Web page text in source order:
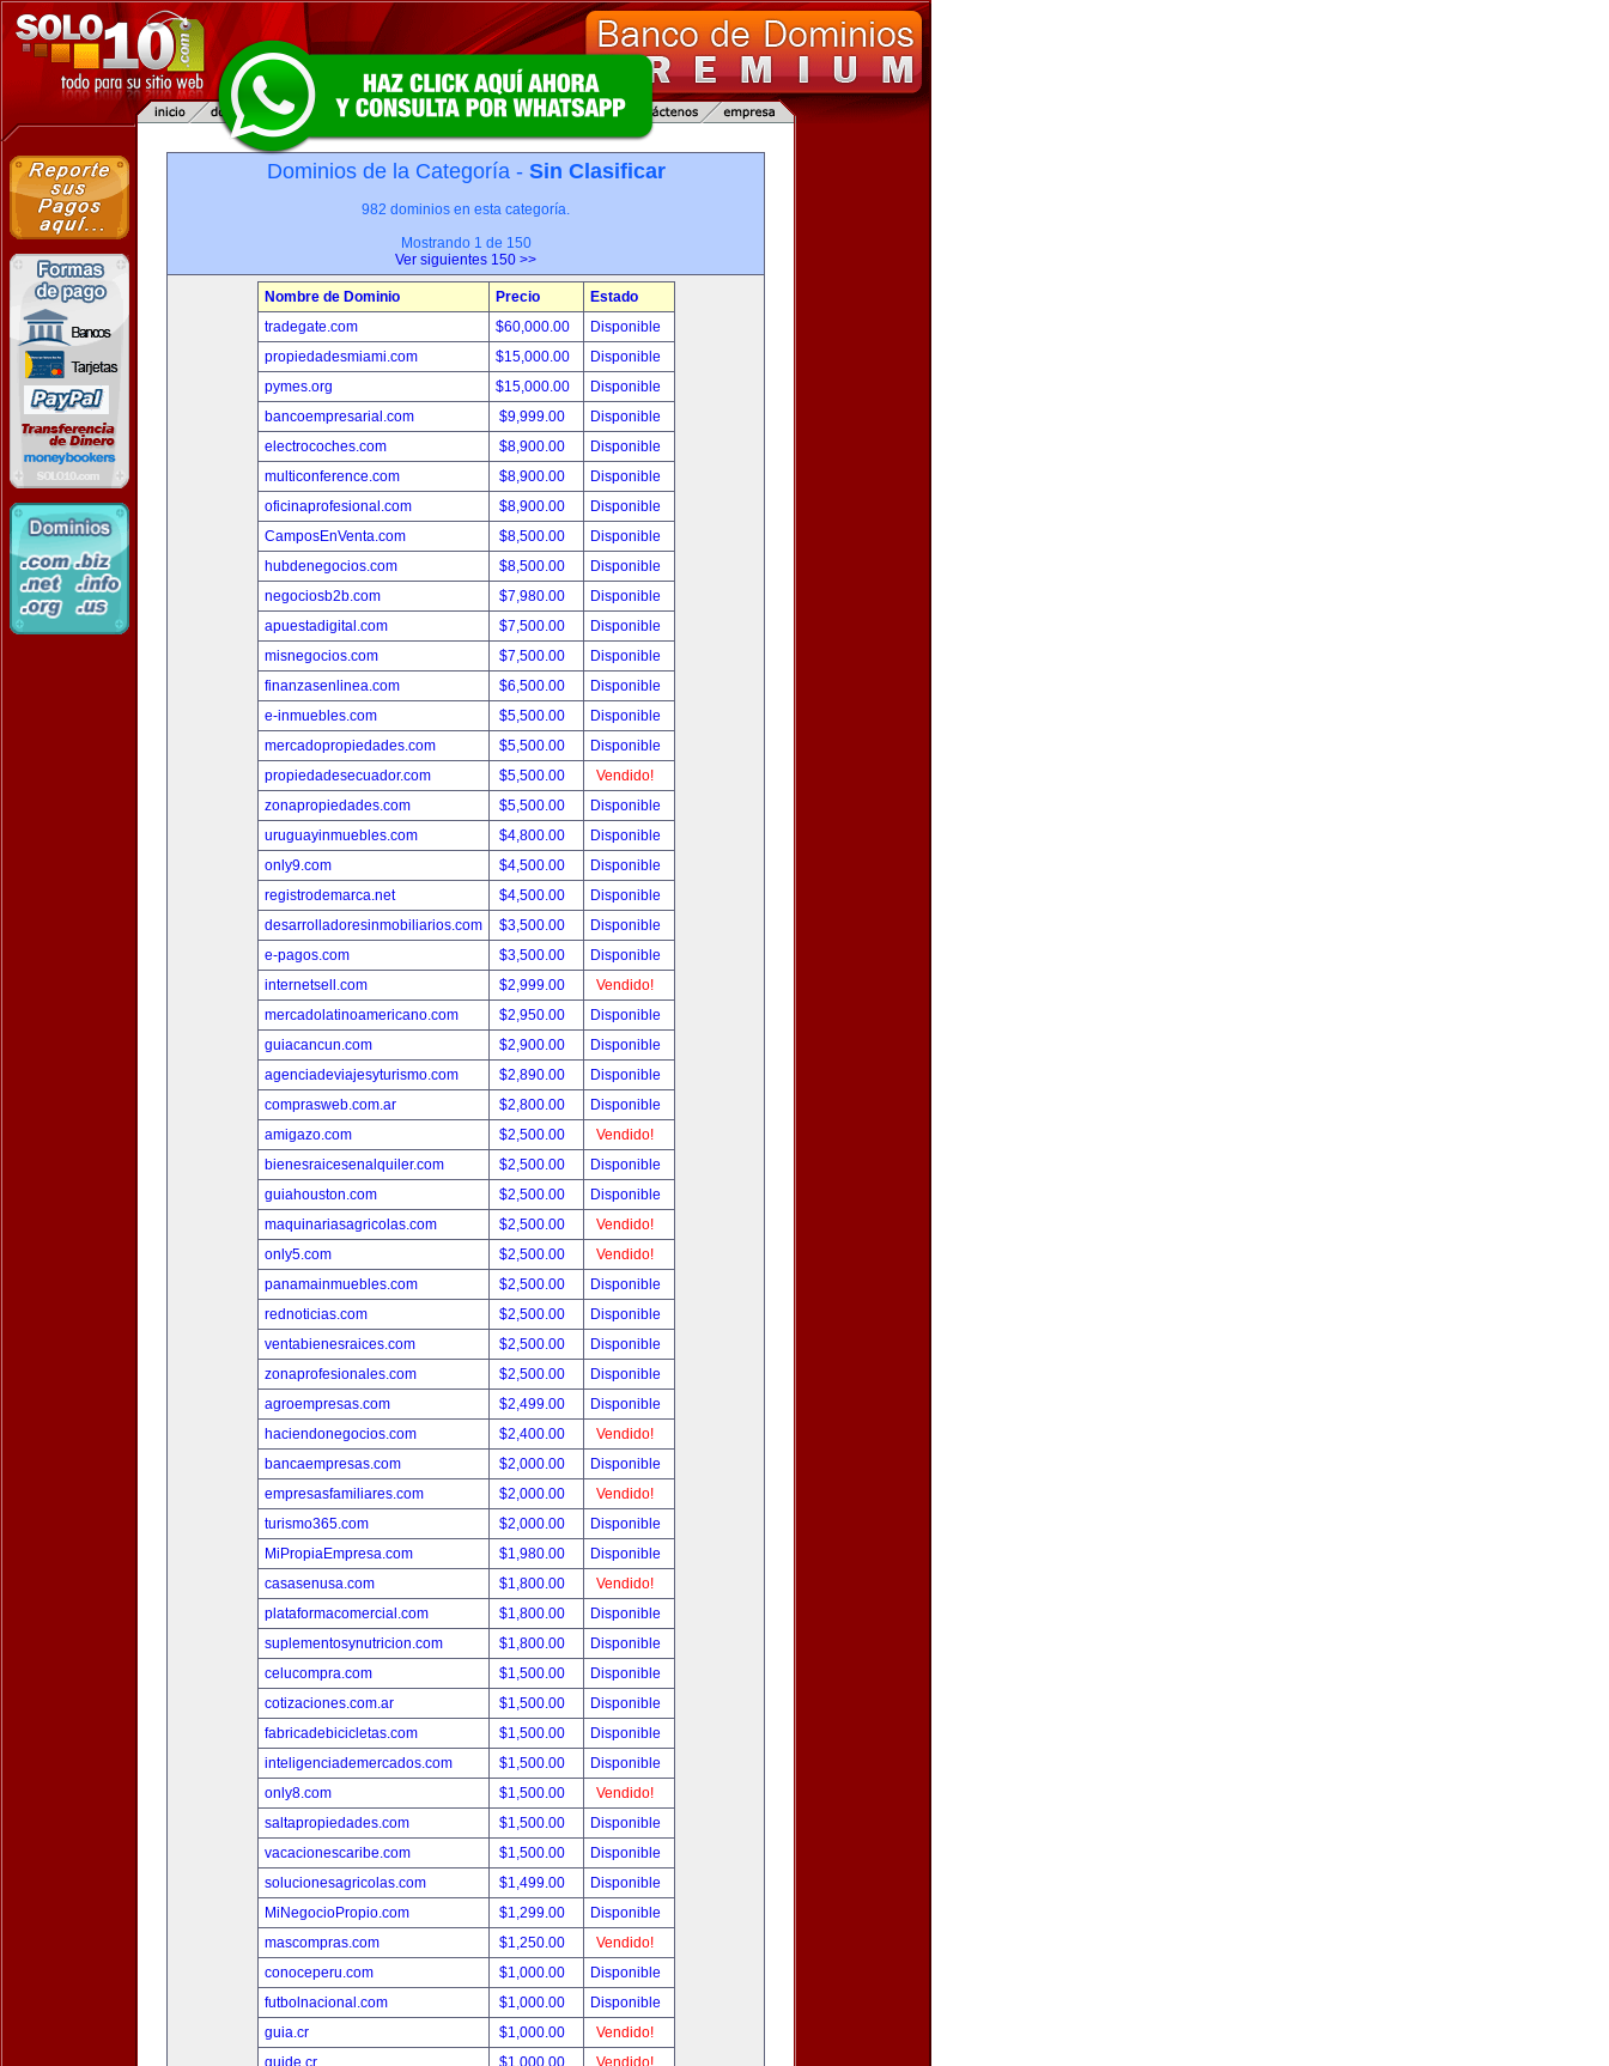
Dominios de la Categoría - Sin Clasificar
982 dominios en esta categoría.
Mostrando 1 de 150
Ver siguientes 150 >>
Nombre de Dominio Precio
Estado
tradegate.com
$60,000.00
Disponible
propiedadesmiami.com
$15,000.00
Disponible
pymes.org
$15,000.00
Disponible
bancoempresarial.com
$9,999.00
Disponible
electrocoches.com
$8,900.00
Disponible
multiconference.com
$8,900.00
Disponible
oficinaprofesional.com
$8,900.00
Disponible
CamposEnVenta.com
$8,500.00
Disponible
hubdenegocios.com
$8,500.00
Disponible
negociosb2b.com
$7,980.00
Disponible
apuestadigital.com
$7,500.00
Disponible
misnegocios.com
$7,500.00
Disponible
finanzasenlinea.com
$6,500.00
Disponible
e-inmuebles.com
$5,500.00
Disponible
mercadopropiedades.com
$5,500.00
Disponible
propiedadesecuador.com
$5,500.00
Vendido!
zonapropiedades.com
$5,500.00
Disponible
uruguayinmuebles.com
$4,800.00
Disponible
only9.com
$4,500.00
Disponible
registrodemarca.net
$4,500.00
Disponible
desarrolladoresinmobiliarios.com
$3,500.00
Disponible
e-pagos.com
$3,500.00
Disponible
internetsell.com
$2,999.00
Vendido!
mercadolatinoamericano.com
$2,950.00
Disponible
guiacancun.com
$2,900.00
Disponible
agenciadeviajesyturismo.com
$2,890.00
Disponible
comprasweb.com.ar
$2,800.00
Disponible
amigazo.com
$2,500.00
Vendido!
bienesraicesenalquiler.com
$2,500.00
Disponible
guiahouston.com
$2,500.00
Disponible
maquinariasagricolas.com
$2,500.00
Vendido!
only5.com
$2,500.00
Vendido!
panamainmuebles.com
$2,500.00
Disponible
rednoticias.com
$2,500.00
Disponible
ventabienesraices.com
$2,500.00
Disponible
zonaprofesionales.com
$2,500.00
Disponible
agroempresas.com
$2,499.00
Disponible
haciendonegocios.com
$2,400.00
Vendido!
bancaempresas.com
$2,000.00
Disponible
empresasfamiliares.com
$2,000.00
Vendido!
turismo365.com
$2,000.00
Disponible
MiPropiaEmpresa.com
$1,980.00
Disponible
casasenusa.com
$1,800.00
Vendido!
plataformacomercial.com
$1,800.00
Disponible
suplementosynutricion.com
$1,800.00
Disponible
celucompra.com
$1,500.00
Disponible
cotizaciones.com.ar
$1,500.00
Disponible
fabricadebicicletas.com
$1,500.00
Disponible
inteligenciademercados.com
$1,500.00
Disponible
only8.com
$1,500.00
Vendido!
saltapropiedades.com
$1,500.00
Disponible
vacacionescaribe.com
$1,500.00
Disponible
solucionesagricolas.com
$1,499.00
Disponible
MiNegocioPropio.com
$1,299.00
Disponible
mascompras.com
$1,250.00
Vendido!
conoceperu.com
$1,000.00
Disponible
futbolnacional.com
$1,000.00
Disponible
guia.cr
$1,000.00
Vendido!
guide.cr
$1,000.00
Vendido!